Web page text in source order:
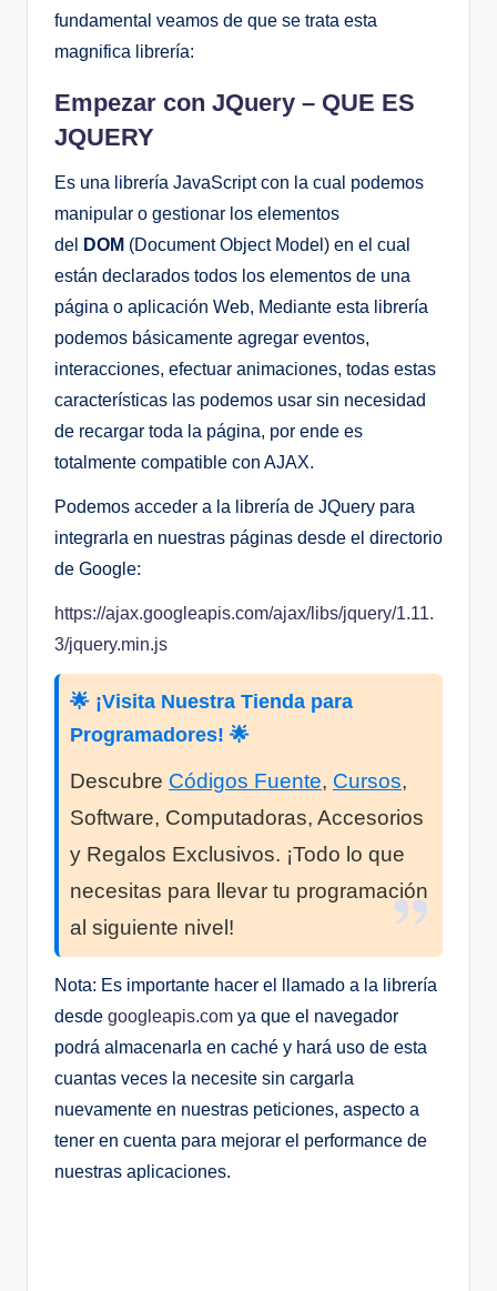
fundamental veamos de que se trata esta
magnifica librería:
Empezar con JQuery – QUE ES
JQUERY
Es una librería JavaScript con la cual podemos
manipular o gestionar los elementos
del
DOM (Document Object Model) en el cual
están declarados todos los elementos de una
página o aplicación Web, Mediante esta librería
podemos básicamente agregar eventos,
interacciones, efectuar animaciones, todas estas
características las podemos usar sin necesidad
de recargar toda la página, por ende es
totalmente compatible con AJAX.
Podemos acceder a la librería de JQuery para
integrarla en nuestras páginas desde el directorio
de Google:
https://ajax.googleapis.com/ajax/libs/jquery/1.11.
3/jquery.min.js
🌟 ¡Visita Nuestra Tienda para
Programadores! 🌟
Descubre Códigos Fuente, Cursos,
Software, Computadoras, Accesorios
y Regalos Exclusivos. ¡Todo lo que
necesitas para llevar tu programación
al siguiente nivel!
Nota: Es importante hacer el llamado a la librería
desde googleapis.com ya que el navegador
podrá almacenarla en caché y hará uso de esta
cuantas veces la necesite sin cargarla
nuevamente en nuestras peticiones, aspecto a
tener en cuenta para mejorar el performance de
nuestras aplicaciones.